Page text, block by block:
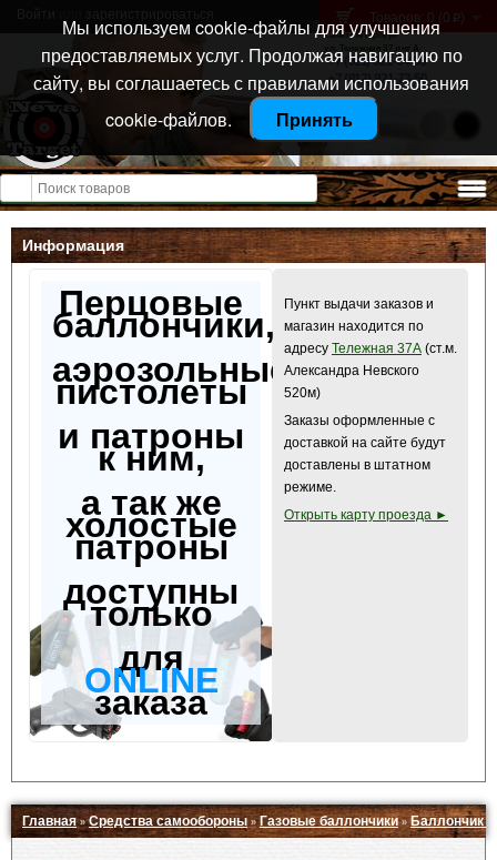
Санкт-Петербург
ул. Тележная 37 лит А
+7 (911) 021-04-08
+7 (812) 921-73-50
Товаров: 0 (0 p )
Открыть меню
Информация
Перцовые
баллончики,
аэрозольные
пистолеты
и патроны
к ним,
а так же
холостые
патроны
доступны
только
для
ONLINE
заказа
Пункт выдачи заказов и
магазин находится по
адресу Тележная 37А (ст.м.
Александра Невского
520м)
Заказы оформленные с
доставкой на сайте будут
доставлены в штатном
режиме.
Открыть карту проезда ►
Главная»Средства самообороны »Газовые баллончики»Баллончик
Мы используем cookie-файлы для улучшения
предоставляемых услуг. Продолжая навигацию по
сайту, вы соглашаетесь с правилами использования
cookie-файлов.
Принять